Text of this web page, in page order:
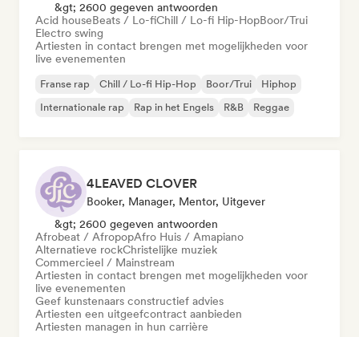
&gt; 2600 gegeven antwoorden
Acid houseBeats / Lo-fiChill / Lo-fi Hip-HopBoor/Trui
Electro swing
Artiesten in contact brengen met mogelijkheden voor
live evenementen
Franse rap Chill / Lo-fi Hip-Hop Boor/Trui
Hiphop
Internationale rap
Rap in het Engels R&B Reggae
4LEAVED CLOVER
Booker, Manager, Mentor, Uitgever
&gt; 2600 gegeven antwoorden
Afrobeat / AfropopAfro Huis / Amapiano
Alternatieve rockChristelijke muziek
Commercieel / Mainstream
Artiesten in contact brengen met mogelijkheden voor
live evenementen
Geef kunstenaars constructief advies
Artiesten een uitgeefcontract aanbieden
Artiesten managen in hun carrière